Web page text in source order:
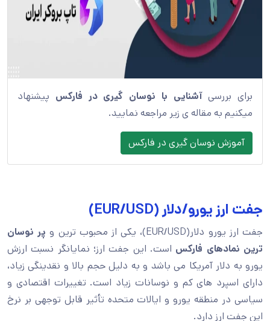
برای بررسیآشنایی با نوسان گیری در فارکس پیشنهاد
میکنیم به مقاله ی زیر مراجعه نمایید.
آموزش نوسان گیری در فارکس
جفت ارز یورو/دلار (EUR/USD)
جفت ارز یورو دلار(EUR/USD)، یکی از محبوب ترین و
پر نوسان
ترین نمادهای فارکس است. این جفت ارز؛ نمایانگر نسبت ارزش
یورو به دلار آمریکا می باشد و به دلیل حجم بالا و نقدینگی زیاد،
دارای اسپرد های کم و نوسانات زیاد است. تغییرات اقتصادی و
سیاسی در منطقه یورو و ایالات متحده تأثیر قابل توجهی بر نرخ
این جفت ارز دارد.